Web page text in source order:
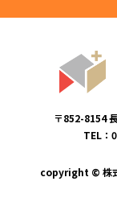
〒852-8154
TEL：
copyright © 株